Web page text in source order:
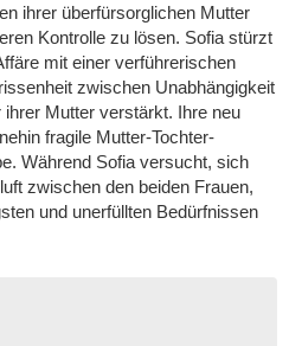
ihrer überfürsorglichen Mutter
Kontrolle zu lösen. Sofia stürzt
mit einer verführerischen
zwischen Unabhängigkeit
ihrer Mutter verstärkt. Ihre neu
fragile Mutter-Tochter-
Während Sofia versucht, sich
zwischen den beiden Frauen,
und unerfüllten Bedürfnissen